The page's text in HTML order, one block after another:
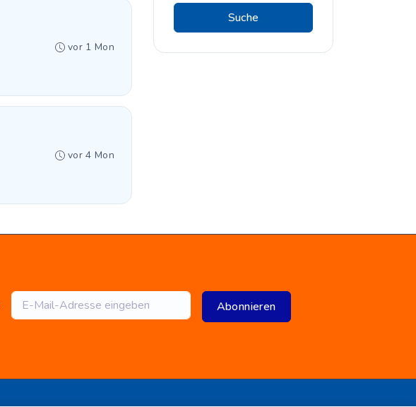
vor 1 Mon
vor 4 Mon
Suche
Abonnieren